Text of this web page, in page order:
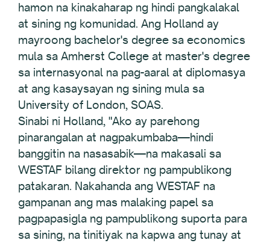
hamon na kinakaharap ng hindi pangkalakal
at sining ng komunidad. Ang Holland ay
mayroong bachelor's degree sa economics
mula sa Amherst College at master's degree
sa internasyonal na pag-aaral at diplomasya
at ang kasaysayan ng sining mula sa
University of London, SOAS.
Sinabi ni Holland, "Ako ay parehong
pinarangalan at nagpakumbaba—hindi
banggitin na nasasabik—na makasali sa
WESTAF bilang direktor ng pampublikong
patakaran. Nakahanda ang WESTAF na
gampanan ang mas malaking papel sa
pagpapasigla ng pampublikong suporta para
sa sining, na tinitiyak na kapwa ang tunay at